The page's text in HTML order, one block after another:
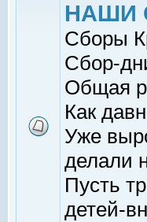
НАШИ
Сборы
Сбор-
Общая
Как
Уже
делали
Пусть
детей-